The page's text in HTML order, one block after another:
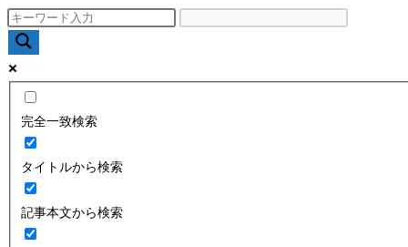
完全一致検索
タイトルから検索
記事本文から検索